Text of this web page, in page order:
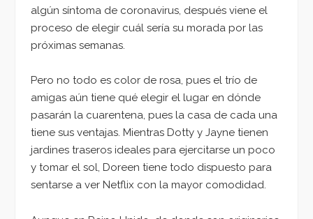
algún síntoma de coronavirus, después viene el
proceso de elegir cuál sería su morada por las
próximas semanas.
Pero no todo es color de rosa, pues el trío de
amigas aún tiene qué elegir el lugar en dónde
pasarán la cuarentena, pues la casa de cada una
tiene sus ventajas. Mientras Dotty y Jayne tienen
jardines traseros ideales para ejercitarse un poco
y tomar el sol, Doreen tiene todo dispuesto para
sentarse a ver Netflix con la mayor comodidad.